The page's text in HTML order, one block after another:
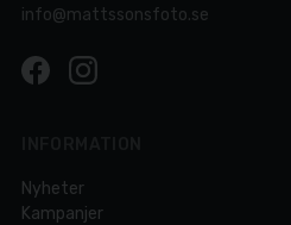
info@mattssonsfoto.se
Nyheter
Kampanjer